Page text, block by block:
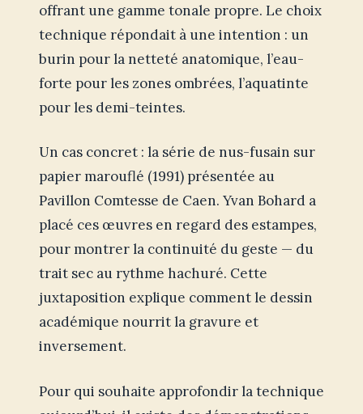
offrant une gamme tonale propre. Le choix
technique répondait à une intention : un
burin pour la netteté anatomique, l’eau-
forte pour les zones ombrées, l’aquatinte
pour les demi-teintes.
Un cas concret : la série de nus-fusain sur
papier marouflé (1991) présentée au
Pavillon Comtesse de Caen. Yvan Bohard a
placé ces œuvres en regard des estampes,
pour montrer la continuité du geste — du
trait sec au rythme hachuré. Cette
juxtaposition explique comment le dessin
académique nourrit la gravure et
inversement.
Pour qui souhaite approfondir la technique